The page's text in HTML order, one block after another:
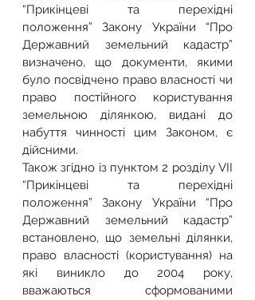
“Прикінцеві та перехідні
положення” Закону України “Про
Державний земельний кадастр”
визначено, що документи, якими
було посвідчено право власності чи
право постійного користування
земельною ділянкою, видані до
набуття чинності цим Законом, є
дійсними.
Також згідно із пунктом 2 розділу VII
“Прикінцеві та перехідні
положення” Закону України “Про
Державний земельний кадастр”
встановлено, що земельні ділянки,
право власності (користування) на
які виникло до 2004 року,
вважаються сформованими